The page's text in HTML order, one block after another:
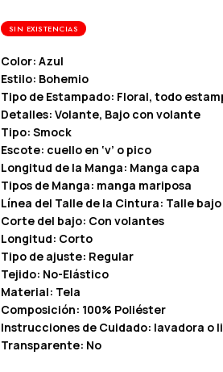
SIN EXISTENCIAS
Color: Azul
Estilo: Bohemio
Tipo de Estampado: Floral, todo
Detalles: Volante, Bajo con volante
Tipo: Smock
Escote: cuello en ‘v’ o pico
Longitud de la Manga: Manga capa
Tipos de Manga: manga mariposa
Línea del Talle de la Cintura: Talle bajo
Corte del bajo: Con volantes
Longitud: Corto
Tipo de ajuste: Regular
Tejido: No-Elástico
Material: Tela
Composición: 100% Poliéster
Instrucciones de Cuidado: lavadora o
Transparente: No